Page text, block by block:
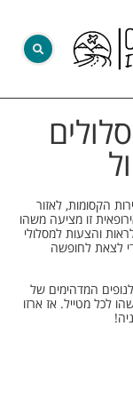
הקסומות, לאזור
זו מציעה משהו
והצעות למסלולי
לצאת לחופשה
המדהימים של
לכל מטייל. אז ארזו